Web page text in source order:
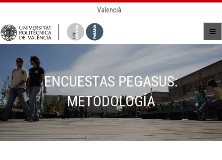
Valencià
ENCUESTAS PEGASUS:
METODOLOGÍA